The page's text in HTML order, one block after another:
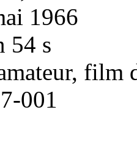
1966
54 s
film
001